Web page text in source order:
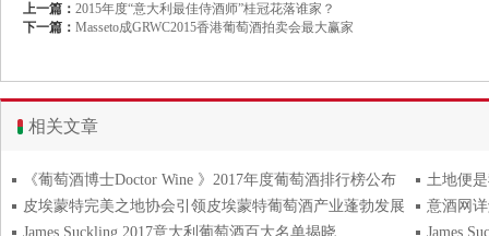
上一篇： 2015年度“意大利最佳侍酒师”桂冠花落谁家？
下一篇： Masseto成GRWC2015香港葡萄酒拍卖会最大赢家
相关文章
《葡萄酒博士Doctor Wine 》2017年度葡萄酒排行榜公布
土地便
皮埃蒙特完美之地协会引领皮埃蒙特葡萄酒产业蓬勃发展
意酒网
James Suckling 2017意大利葡萄酒百大名单揭晓